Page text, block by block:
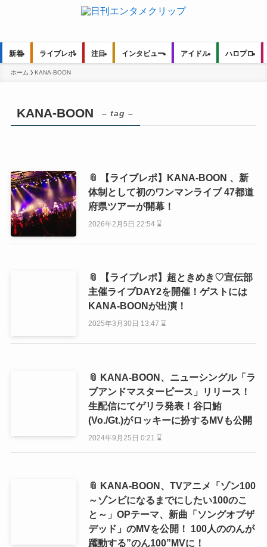
新着 ライブレポ 注目 インタビュー アイドル ハロプロ
ホーム KANA-BOON
KANA-BOON – tag –
📎 【ライブレポ】KANA-BOON 、新
体制として初のワンマンライブ 47都道
府県ツアーが開幕！
2026年2月5日 22:54 ⌛
📎 【ライブレポ】超ときめき♡宣伝部
主催ライブDAY2を開催！ゲストには
KANA-BOONが出演！
2025年3月30日 13:47 ⌛
📎 KANA-BOON、ニューシングル「ラ
ブアンドマスターピース」リリース！
生配信にてゲリラ発表！谷口鮪
(Vo./Gt.)がロッキーに扮するMVも公開
2024年9月25日 0:21 ⌛
📎 KANA-BOON、TVアニメ「ゾン100
～ゾンビになるまでにしたい100のこ
と～」OPテーマ、新曲「ソングオブザ
デッド」のMVを公開！ 100人ののんが
躍動する”のん100”MVに！